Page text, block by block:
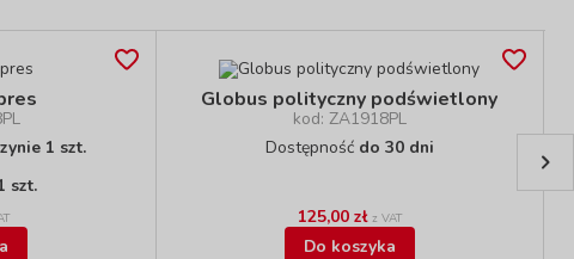
1 szt.
szt.
Globus polityczny podświetlony
kod: ZA1918PL
Dostępność do 30 dni
125,00 zł z VAT
Do koszyka